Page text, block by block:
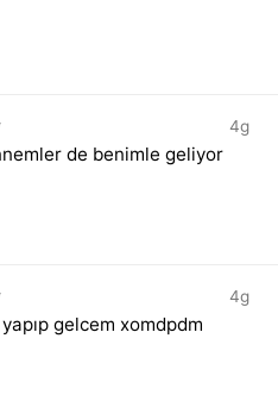
4g
de benimle geliyor
4g
gelcem xomdpdm